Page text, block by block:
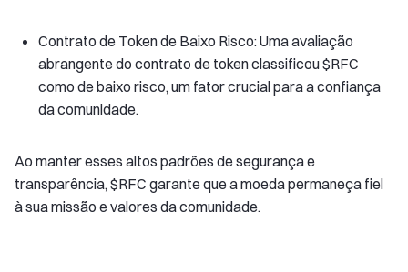
Contrato de Token de Baixo Risco: Uma avaliação
abrangente do contrato de token classificou $RFC
como de baixo risco, um fator crucial para a confiança
da comunidade.
Ao manter esses altos padrões de segurança e
transparência, $RFC garante que a moeda permaneça fiel
à sua missão e valores da comunidade.